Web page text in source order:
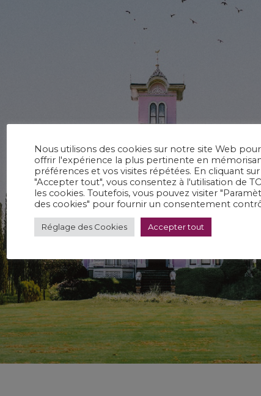
Nous utilisons des cookies sur notre site Web
offrir l'expérience la plus pertinente en
préférences et vos visites répétées. En cliquant sur
"Accepter tout", vous consentez à l'utilisation de
les cookies. Toutefois, vous pouvez visiter
des cookies" pour fournir un consentement
Réglage des Cookies Accepter tout